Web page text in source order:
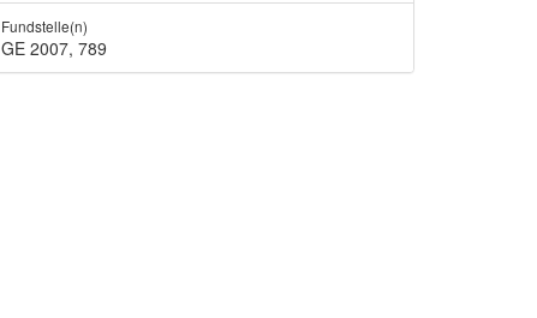
Fundstelle(n)
GE 2007, 789